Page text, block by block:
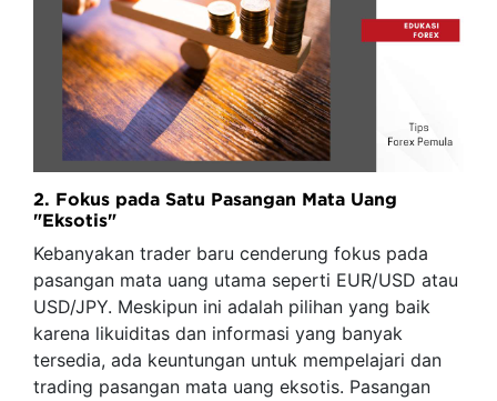
2. Fokus pada Satu Pasangan Mata Uang
"Eksotis"
Kebanyakan trader baru cenderung fokus pada
pasangan mata uang utama seperti EUR/USD atau
USD/JPY. Meskipun ini adalah pilihan yang baik
karena likuiditas dan informasi yang banyak
tersedia, ada keuntungan untuk mempelajari dan
trading pasangan mata uang eksotis. Pasangan